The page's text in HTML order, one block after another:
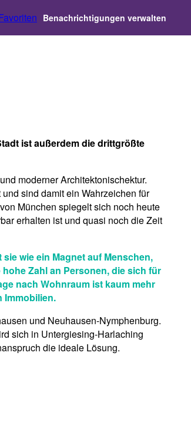
Benachrichtigungen verwalten
ist außerdem die drittgrößte
moderner Architektonischektur.
sind damit ein Wahrzeichen für
München spiegelt sich noch heute
erhalten ist und quasi noch die Zeit
wie ein Magnet auf Menschen,
Zahl an Personen, die sich für
nach Wohnraum ist kaum mehr
Immobilien.
und Neuhausen-Nymphenburg.
sich in Untergiesing-Harlaching
die ideale Lösung.